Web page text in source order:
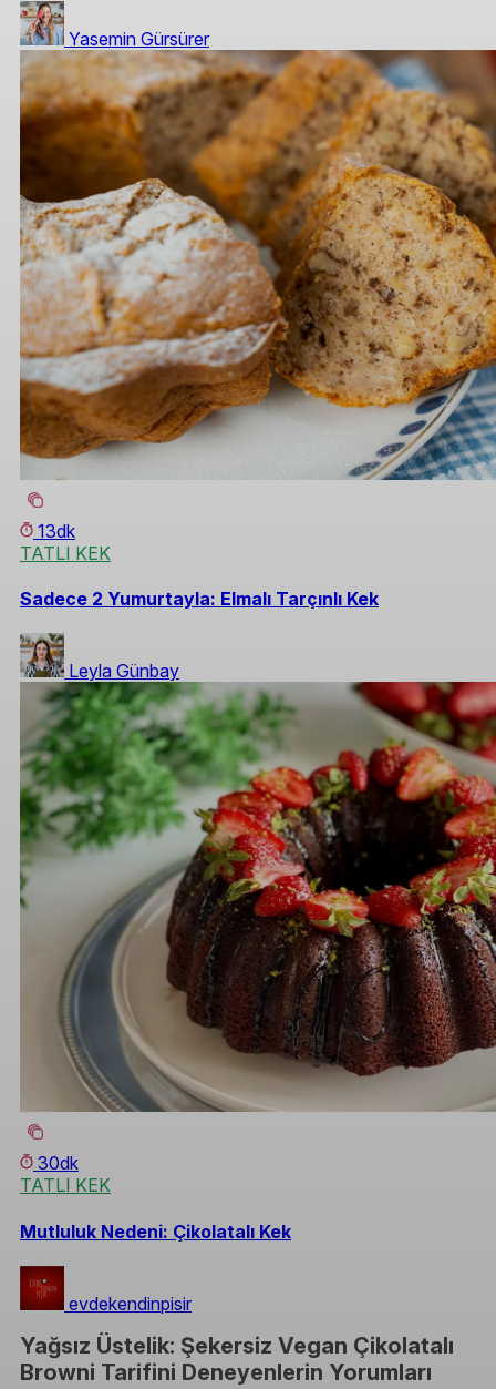
Yasemin Gürsürer
13dk
TATLI KEK
Sadece 2 Yumurtayla: Elmalı Tarçınlı Kek
Leyla Günbay
30dk
TATLI KEK
Mutluluk Nedeni: Çikolatalı Kek
evdekendinpisir
Yağsız Üstelik: Şekersiz Vegan Çikolatalı
Browni Tarifini Deneyenlerin Yorumları